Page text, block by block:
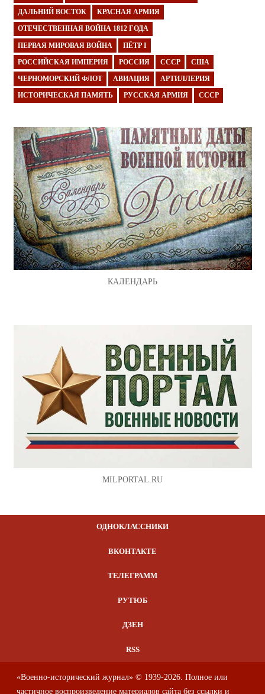
ДАЛЬНИЙ ВОСТОК КРАСНАЯ АРМИЯ
ОТЕЧЕСТВЕННАЯ ВОЙНА 1812 ГОДА
ПЕРВАЯ МИРОВАЯ ВОЙНА ПЁТР I
РОССИЙСКАЯ ИМПЕРИЯ РОССИЯ СССР США
ЧЕРНОМОРСКИЙ ФЛОТ АВИАЦИЯ АРТИЛЛЕРИЯ
ИСТОРИЧЕСКАЯ ПАМЯТЬ РУССКАЯ АРМИЯ СССР
КАЛЕНДАРЬ
MILPORTAL.RU
ОДНОКЛАССНИКИ
ВКОНТАКТЕ
ТЕЛЕГРАММ
РУТЮБ
ДЗЕН
RSS
«Военно-исторический журнал» © 1939-2026. Полное или
частичное воспроизведение материалов сайта без ссылки и